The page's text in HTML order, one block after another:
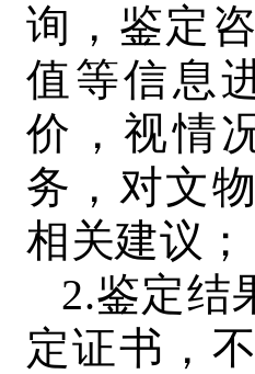
询，鉴定
值等信息
价，视情
务，对文
相关建议；
2.鉴定结
定证书，